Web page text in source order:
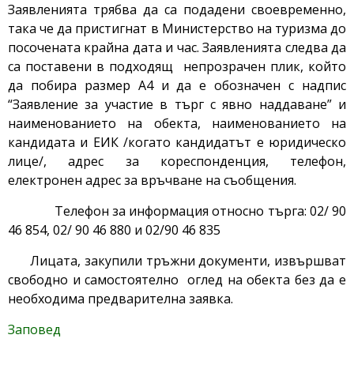
Заявленията трябва да са подадени своевременно,
така че да пристигнат в Министерство на туризма до
посочената крайна дата и час. Заявленията следва да
са поставени в подходящ непрозрачен плик, който
да побира размер А4 и да е обозначен с надпис
“Заявление за участие в търг с явно наддаване” и
наименованието на обекта, наименованието на
кандидата и ЕИК /когато кандидатът е юридическо
лице/, адрес за кореспонденция, телефон,
електронен адрес за връчване на съобщения.
Телефон за информация относно търга: 02/ 90
46 854, 02/ 90 46 880 и 02/90 46 835
Лицата, закупили тръжни документи, извършват
свободно и самостоятелно оглед на обекта без да е
необходима предварителна заявка.
Заповед